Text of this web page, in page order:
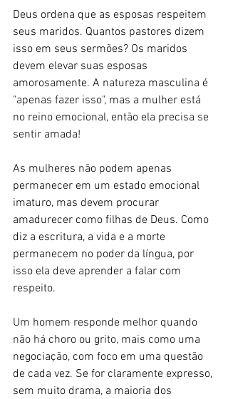
Deus ordena que as esposas respeitem
seus maridos. Quantos pastores dizem
isso em seus sermões? Os maridos
devem elevar suas esposas
amorosamente. A natureza masculina é
"apenas fazer isso", mas a mulher está
no reino emocional, então ela precisa se
sentir amada!
As mulheres não podem apenas
permanecer em um estado emocional
imaturo, mas devem procurar
amadurecer como filhas de Deus. Como
diz a escritura, a vida e a morte
permanecem no poder da língua, por
isso ela deve aprender a falar com
respeito.
Um homem responde melhor quando
não há choro ou grito, mais como uma
negociação, com foco em uma questão
de cada vez. Se for claramente expresso,
sem muito drama, a maioria dos